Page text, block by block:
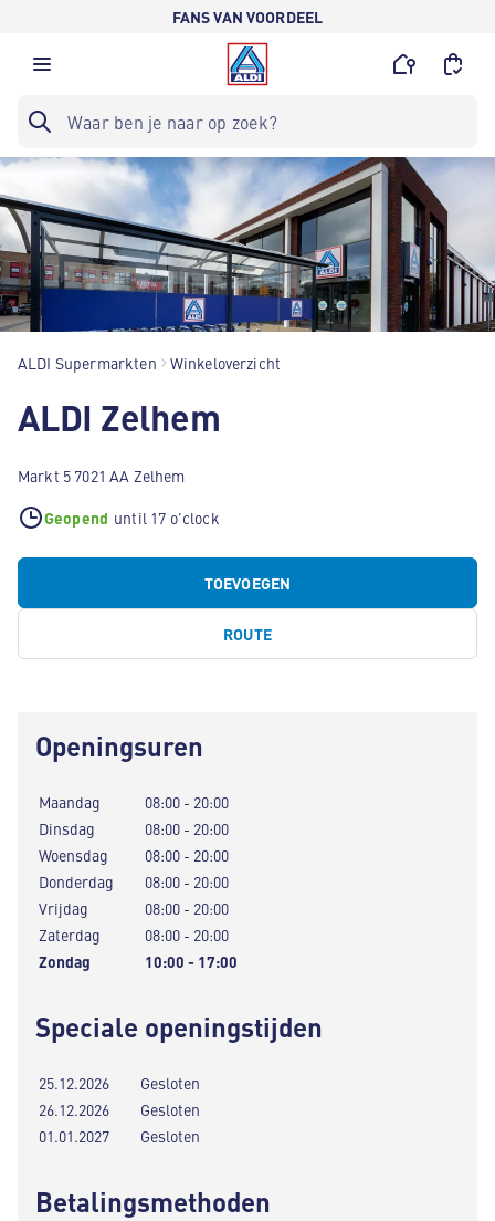
FANS VAN VOORDEEL
ALDI Supermarkten Winkeloverzicht
ALDI Zelhem
Markt 5 7021 AA Zelhem
Geopend until 17 o'clock
TOEVOEGEN
ROUTE
Openingsuren
Maandag
08:00 - 20:00
Dinsdag
08:00 - 20:00
Woensdag
08:00 - 20:00
Donderdag
08:00 - 20:00
Vrijdag
08:00 - 20:00
Zaterdag
08:00 - 20:00
Zondag
10:00 - 17:00
Speciale openingstijden
25.12.2026
Gesloten
26.12.2026
Gesloten
01.01.2027
Gesloten
Betalingsmethoden